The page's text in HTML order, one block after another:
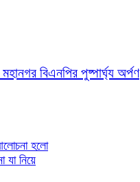
বিএনপির পুষ্পার্ঘ্য অর্পণ
হলো
নিয়ে